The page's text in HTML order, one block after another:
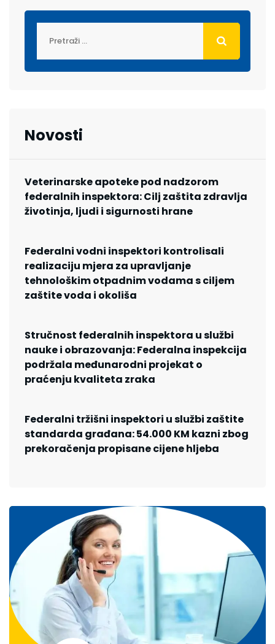
Novosti
Veterinarske apoteke pod nadzorom
federalnih inspektora: Cilj zaštita zdravlja
životinja, ljudi i sigurnosti hrane
Federalni vodni inspektori kontrolisali
realizaciju mjera za upravljanje
tehnološkim otpadnim vodama s ciljem
zaštite voda i okoliša
Stručnost federalnih inspektora u službi
nauke i obrazovanja: Federalna inspekcija
podržala međunarodni projekat o
praćenju kvaliteta zraka
Federalni tržišni inspektori u službi zaštite
standarda građana: 54.000 KM kazni zbog
prekoračenja propisane cijene hljeba